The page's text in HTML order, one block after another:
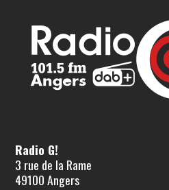
Radio G!
3 rue de la Rame
49100 Angers